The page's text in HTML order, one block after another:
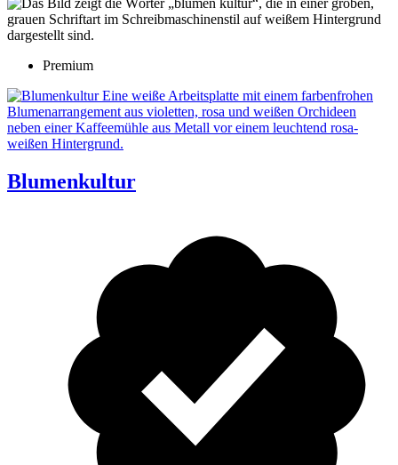
Premium
Blumenkultur